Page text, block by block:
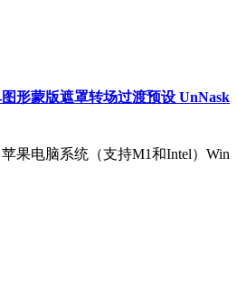
图形蒙版遮罩转场过渡预设 UnNask
果电脑系统（支持M1和Intel）Win